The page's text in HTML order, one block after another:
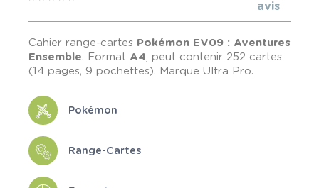
avis
Cahier range-cartes Pokémon EV09 : Aventures
Ensemble. Format A4, peut contenir 252 cartes
(14 pages, 9 pochettes). Marque Ultra Pro.
Pokémon
Range-Cartes